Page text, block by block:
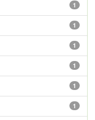
1
1
1
1
1
1